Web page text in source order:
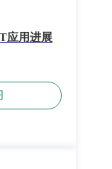
应用进展